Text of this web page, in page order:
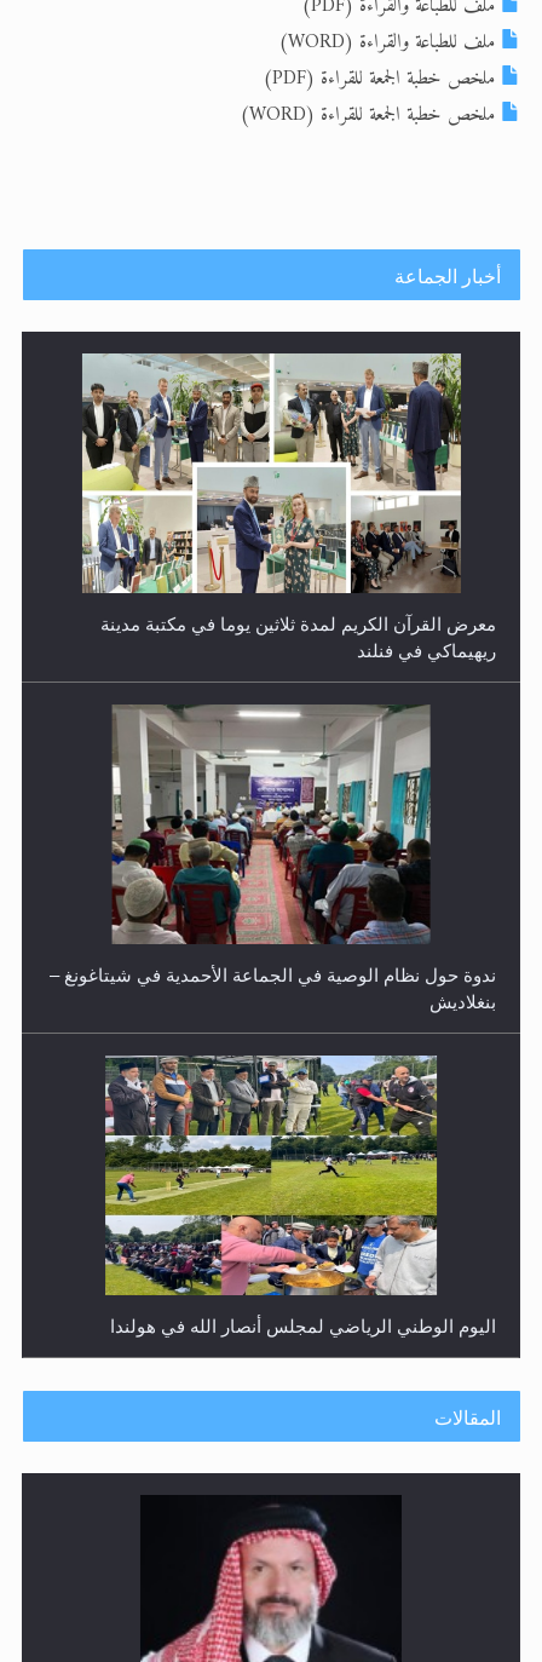
الحجّ.. دلالات، حِكم، وأهداف >> المزيد
اقرأ هذا المقال في أهمية عيد
ملف للطباعة والقراءة (WORD)
ملخص خطبة الجمعة للقراءة (PDF)
ملخص خطبة الجمعة للقراءة (WORD)
أخبار الجماعة
ندوة حول نظام الوصية في الجماعة الأحمدية في شيتاغونغ –
بنغلاديش
اليوم الوطني الرياضي لمجلس أنصار الله في هولندا
إتمام حفظ القرآن الكريم لثلاثة طلاب من مدرسة الحفظ في
غانا
حفل توزيع الشهادات في الجامعة الأحمدية بنيجيريا لعام
المقالات